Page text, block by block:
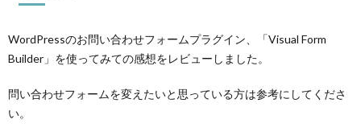
WordPressのお問い合わせフォームプラグイン、「Visual Form
Builder」を使ってみての感想をレビューしました。
問い合わせフォームを変えたいと思っている方は参考にしてくださ
い。